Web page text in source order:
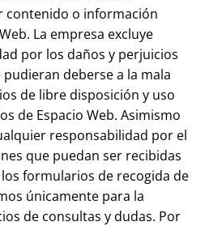
contenido o información
La empresa excluye
por los daños y perjuicios
deberse a la mala
de libre disposición y uso
de Espacio Web. Asimismo
responsabilidad por el
que puedan ser recibidas
formularios de recogida de
únicamente para la
de consultas y dudas. Por